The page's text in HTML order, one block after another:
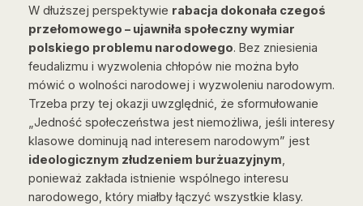
W dłuższej perspektywie rabacja dokonała czegoś
przełomowego – ujawniła społeczny wymiar
polskiego problemu narodowego. Bez zniesienia
feudalizmu i wyzwolenia chłopów nie można było
mówić o wolności narodowej i wyzwoleniu narodowym.
Trzeba przy tej okazji uwzględnić, że sformułowanie
„Jedność społeczeństwa jest niemożliwa, jeśli interesy
klasowe dominują nad interesem narodowym” jest
ideologicznym złudzeniem burżuazyjnym,
ponieważ zakłada istnienie wspólnego interesu
narodowego, który miałby łączyć wszystkie klasy.